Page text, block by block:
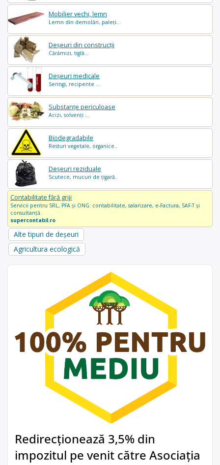
Mobilier vechi, lemn
Lemn din demolări, paleți...
Deșeuri din construcții
Cărămizi, tiglă...
Deșeuri medicale
Seringi, recipente ...
Substanțe periculoase
Acizi, solvenți ...
Biodegradabile
Resturi vegetale, organice..
Deșeuri reziduale
Scutece, mucuri de țigară..
Contabilitate fără griji
Servicii pentru SRL, PFA și ONG: contabilitate, salarizare, e-Factura, SAF-T și
consultanță.
supercontabil.ro
Alte tipuri de deșeuri
Agricultura ecologică
Redirecționează 3,5% din
impozitul pe venit către Asociația